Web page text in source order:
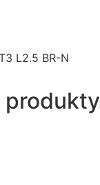
L2.5 BR-N
produkty